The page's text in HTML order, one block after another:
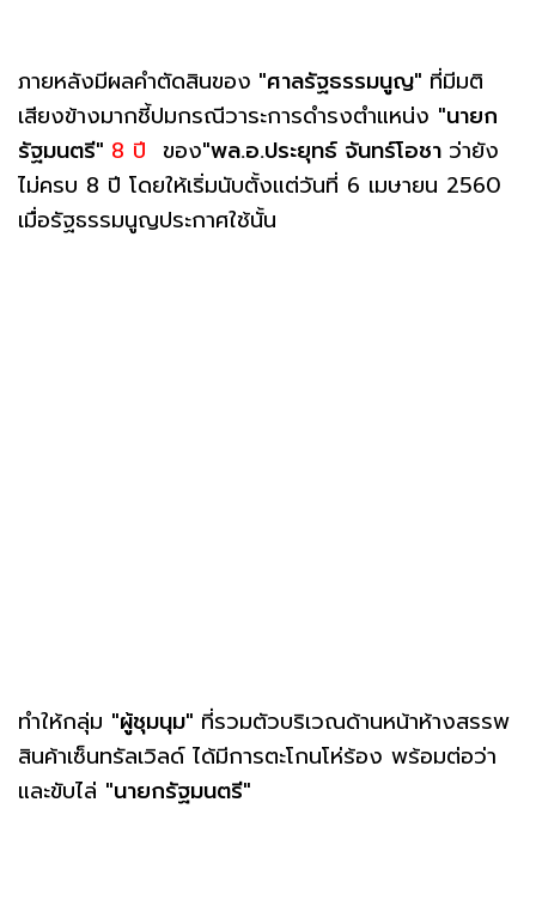
ภายหลังมีผลคำตัดสินของ "ศาลรัฐธรรมนูญ" ที่มีมติ
เสียงข้างมากชี้ปมกรณีวาระการดำรงตำแหน่ง "นายก
รัฐมนตรี" 8 ปี ของ"พล.อ.ประยุทธ์ จันทร์โอชา ว่ายัง
ไม่ครบ 8 ปี โดยให้เริ่มนับตั้งแต่วันที่ 6 เมษายน 2560
เมื่อรัฐธรรมนูญประกาศใช้นั้น
ทำให้กลุ่ม "ผู้ชุมนุม" ที่รวมตัวบริเวณด้านหน้าห้างสรรพ
สินค้าเซ็นทรัลเวิลด์ ได้มีการตะโกนโห่ร้อง พร้อมต่อว่า
และขับไล่ "นายกรัฐมนตรี"